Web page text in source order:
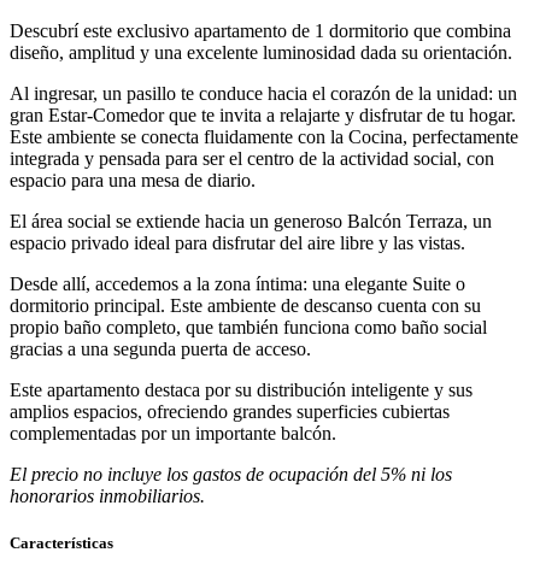
Descubrí este exclusivo apartamento de 1 dormitorio que combina
diseño, amplitud y una excelente luminosidad dada su orientación.
Al ingresar, un pasillo te conduce hacia el corazón de la unidad: un
gran Estar-Comedor que te invita a relajarte y disfrutar de tu hogar.
Este ambiente se conecta fluidamente con la Cocina, perfectamente
integrada y pensada para ser el centro de la actividad social, con
espacio para una mesa de diario.
El área social se extiende hacia un generoso Balcón Terraza, un
espacio privado ideal para disfrutar del aire libre y las vistas.
Desde allí, accedemos a la zona íntima: una elegante Suite o
dormitorio principal. Este ambiente de descanso cuenta con su
propio baño completo, que también funciona como baño social
gracias a una segunda puerta de acceso.
Este apartamento destaca por su distribución inteligente y sus
amplios espacios, ofreciendo grandes superficies cubiertas
complementadas por un importante balcón.
El precio no incluye los gastos de ocupación del 5% ni los
honorarios inmobiliarios.
Características